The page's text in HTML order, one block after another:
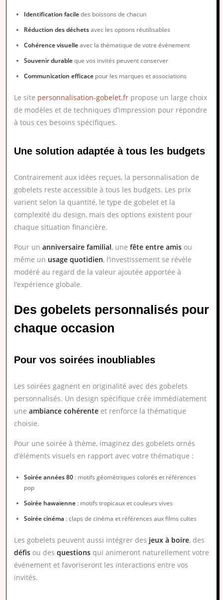
Identification faciledes boissons de chacun
Réduction des déchetsavec les options réutilisables
Cohérence visuelleavec la thématique de votre événement
Souvenir durableque vos invités peuvent conserver
Communication efficace pour les marques et associations
Le site personnalisation-gobelet.fr propose un large choix
de modèles et de techniques d’impression pour répondre
à tous ces besoins spécifiques.
Une solution adaptée à tous les budgets
Contrairement aux idées reçues, la personnalisation de
gobelets reste accessible à tous les budgets. Les prix
varient selon la quantité, le type de gobelet et la
complexité du design, mais des options existent pour
chaque situation financière.
Pour un anniversaire familial, une fête entre amis ou
même un usage quotidien, l’investissement se révèle
modéré au regard de la valeur ajoutée apportée à
l’expérience globale.
Des gobelets personnalisés pour
chaque occasion
Pour vos soirées inoubliables
Les soirées gagnent en originalité avec des gobelets
personnalisés. Un design spécifique crée immédiatement
une ambiance cohérente et renforce la thématique
choisie.
Pour une soirée à thème, imaginez des gobelets ornés
d’éléments visuels en rapport avec votre thématique :
Soirée années 80 : motifs géométriques colorés et références
pop
Soirée hawaïenne : motifs tropicaux et couleurs vives
Soirée cinéma : claps de cinéma et références aux films cultes
Les gobelets peuvent aussi intégrer des jeux à boire, des
défis ou des questions qui animeront naturellement votre
événement et favoriseront les interactions entre vos
invités.